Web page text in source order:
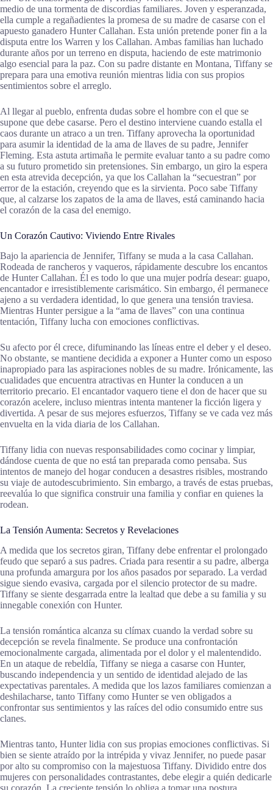
medio de una tormenta de discordias familiares. Joven y esperanzada,
ella cumple a regañadientes la promesa de su madre de casarse con el
apuesto ganadero Hunter Callahan. Esta unión pretende poner fin a la
disputa entre los Warren y los Callahan. Ambas familias han luchado
durante años por un terreno en disputa, haciendo de este matrimonio
algo esencial para la paz. Con su padre distante en Montana, Tiffany se
prepara para una emotiva reunión mientras lidia con sus propios
sentimientos sobre el arreglo.
Al llegar al pueblo, enfrenta dudas sobre el hombre con el que se
supone que debe casarse. Pero el destino interviene cuando estalla el
caos durante un atraco a un tren. Tiffany aprovecha la oportunidad
para asumir la identidad de la ama de llaves de su padre, Jennifer
Fleming. Esta astuta artimaña le permite evaluar tanto a su padre como
a su futuro prometido sin pretensiones. Sin embargo, un giro la espera
en esta atrevida decepción, ya que los Callahan la “secuestran” por
error de la estación, creyendo que es la sirvienta. Poco sabe Tiffany
que, al calzarse los zapatos de la ama de llaves, está caminando hacia
el corazón de la casa del enemigo.
Un Corazón Cautivo: Viviendo Entre Rivales
Bajo la apariencia de Jennifer, Tiffany se muda a la casa Callahan.
Rodeada de rancheros y vaqueros, rápidamente descubre los encantos
de Hunter Callahan. Él es todo lo que una mujer podría desear: guapo,
encantador e irresistiblemente carismático. Sin embargo, él permanece
ajeno a su verdadera identidad, lo que genera una tensión traviesa.
Mientras Hunter persigue a la “ama de llaves” con una continua
tentación, Tiffany lucha con emociones conflictivas.
Su afecto por él crece, difuminando las líneas entre el deber y el deseo.
No obstante, se mantiene decidida a exponer a Hunter como un esposo
inapropiado para las aspiraciones nobles de su madre. Irónicamente, las
cualidades que encuentra atractivas en Hunter la conducen a un
territorio precario. El encantador vaquero tiene el don de hacer que su
corazón acelere, incluso mientras intenta mantener la ficción ligera y
divertida. A pesar de sus mejores esfuerzos, Tiffany se ve cada vez más
envuelta en la vida diaria de los Callahan.
Tiffany lidia con nuevas responsabilidades como cocinar y limpiar,
dándose cuenta de que no está tan preparada como pensaba. Sus
intentos de manejo del hogar conducen a desastres risibles, mostrando
su viaje de autodescubrimiento. Sin embargo, a través de estas pruebas,
reevalúa lo que significa construir una familia y confiar en quienes la
rodean.
La Tensión Aumenta: Secretos y Revelaciones
A medida que los secretos giran, Tiffany debe enfrentar el prolongado
feudo que separó a sus padres. Criada para resentir a su padre, alberga
una profunda amargura por los años pasados por separado. La verdad
sigue siendo evasiva, cargada por el silencio protector de su madre.
Tiffany se siente desgarrada entre la lealtad que debe a su familia y su
innegable conexión con Hunter.
La tensión romántica alcanza su clímax cuando la verdad sobre su
decepción se revela finalmente. Se produce una confrontación
emocionalmente cargada, alimentada por el dolor y el malentendido.
En un ataque de rebeldía, Tiffany se niega a casarse con Hunter,
buscando independencia y un sentido de identidad alejado de las
expectativas parentales. A medida que los lazos familiares comienzan a
deshilacharse, tanto Tiffany como Hunter se ven obligados a
confrontar sus sentimientos y las raíces del odio consumido entre sus
clanes.
Mientras tanto, Hunter lidia con sus propias emociones conflictivas. Si
bien se siente atraído por la intrépida y vivaz Jennifer, no puede pasar
por alto su compromiso con la majestuosa Tiffany. Dividido entre dos
mujeres con personalidades contrastantes, debe elegir a quién dedicarle
su corazón. La creciente tensión lo obliga a tomar una postura